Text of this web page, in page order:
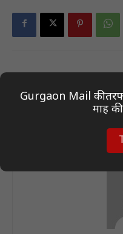
भाजपा : सिफारिशों के बीच
में बदलाव की बयार, 12 में से 10
Gurgaon Mail की
माह